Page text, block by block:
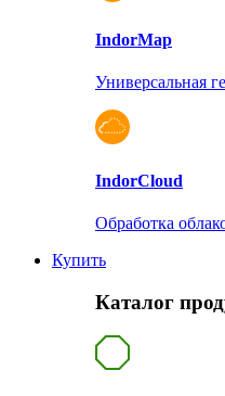
IndorMap
Универсальная
IndorCloud
Обработка
Купить
Каталог